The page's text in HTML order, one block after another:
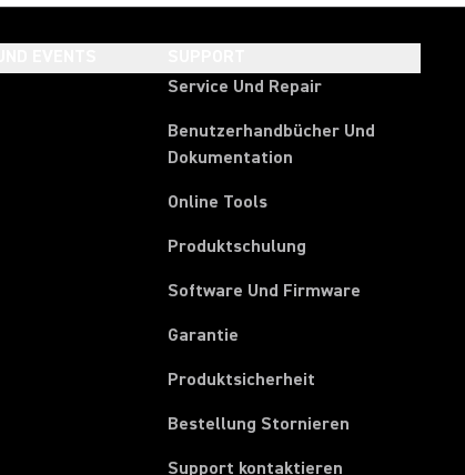
Service Und Repair
Benutzerhandbücher Und
Dokumentation
Online Tools
Produktschulung
Software Und Firmware
Garantie
Produktsicherheit
Bestellung Stornieren
Support kontaktieren